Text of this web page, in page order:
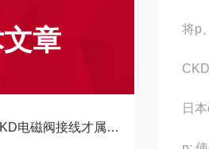
章
阀接线才属于正确接法
将p
日